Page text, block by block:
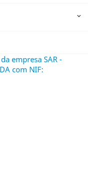

empresa SAR -
com NIF: